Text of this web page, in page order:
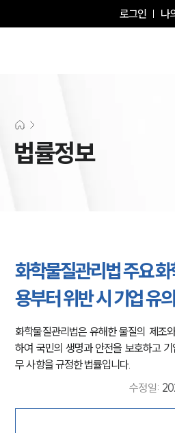
로그인 나
법률정보
화학물질관리법 주요
용부터 위반 시 기업 유
화학물질관리법은 유해한 물질의 제조
하여 국민의 생명과 안전을 보호하고
무 사항을 규정한 법률입니다.
수정일: